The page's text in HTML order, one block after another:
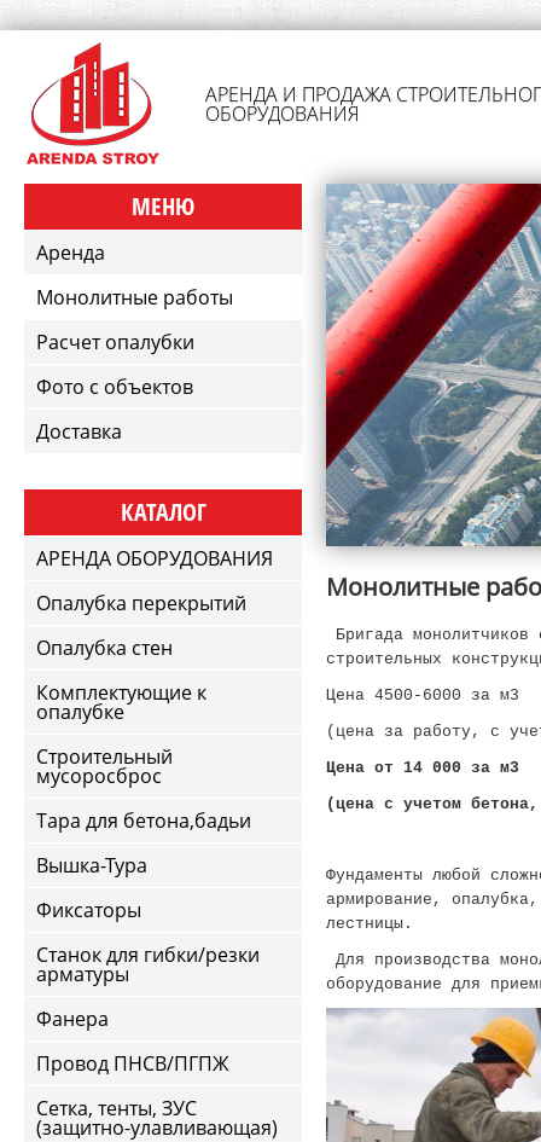
АРЕНДА И ПРОДАЖА
ОБОРУДОВАНИЯ
МЕНЮ
Аренда
Монолитные работы
Расчет опалубки
Фото с объектов
Доставка
КАТАЛОГ
АРЕНДА ОБОРУДОВАНИЯ
Опалубка перекрытий
Опалубка стен
Комплектующие к
опалубке
Строительный
мусоросброс
Тара для бетона,бадьи
Вышка-Тура
Фиксаторы
Станок для гибки/резки
арматуры
Фанера
Провод ПНСВ/ПГПЖ
Сетка, тенты, ЗУС
(защитно-улавливающая)
Монолитные
Бригада
строительных
Цена 4500-6000 за м3
(цена за работу, с
Цена от 14 000 за м3
(цена с учетом
Фундаменты любой
армирование,
лестницы.
Для производства
оборудование для